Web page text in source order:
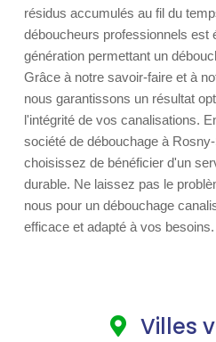
résidus accumulés au fil du
déboucheurs professionnels est
génération permettant un
Grâce à notre savoir-faire et à
nous garantissons un résultat
l'intégrité de vos canalisations.
société de débouchage à
choisissez de bénéficier d'un
durable. Ne laissez pas le
nous pour un débouchage
efficace et adapté à vos besoins.
Villes